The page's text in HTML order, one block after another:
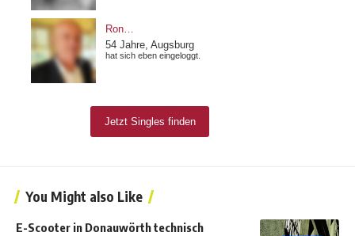
You Might also Like
E-Scooter in Donauwörth technisch